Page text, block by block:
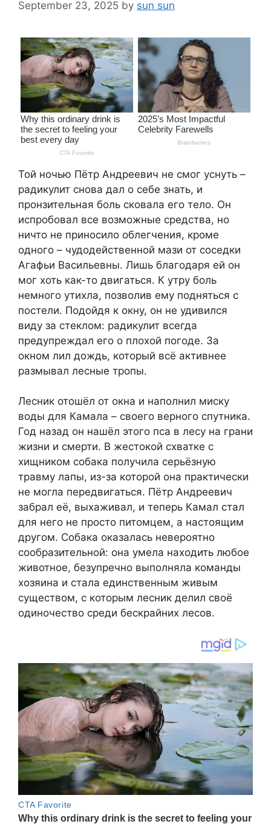
September 23, 2025 by sun sun
Той ночью Пётр Андреевич не смог уснуть –
радикулит снова дал о себе знать, и
пронзительная боль сковала его тело. Он
испробовал все возможные средства, но
ничто не приносило облегчения, кроме
одного – чудодейственной мази от соседки
Агафьи Васильевны. Лишь благодаря ей он
мог хоть как-то двигаться. К утру боль
немного утихла, позволив ему подняться с
постели. Подойдя к окну, он не удивился
виду за стеклом: радикулит всегда
предупреждал его о плохой погоде. За
окном лил дождь, который всё активнее
размывал лесные тропы.
Лесник отошёл от окна и наполнил миску
воды для Камала – своего верного спутника.
Год назад он нашёл этого пса в лесу на грани
жизни и смерти. В жестокой схватке с
хищником собака получила серьёзную
травму лапы, из-за которой она практически
не могла передвигаться. Пётр Андреевич
забрал её, выхаживал, и теперь Камал стал
для него не просто питомцем, а настоящим
другом. Собака оказалась невероятно
сообразительной: она умела находить любое
животное, безупречно выполняла команды
хозяина и стала единственным живым
существом, с которым лесник делил своё
одиночество среди бескрайних лесов.